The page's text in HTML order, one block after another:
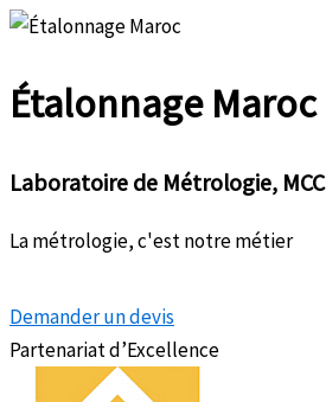
Aller
contenu
ÉtalonnageMaroc
Laboratoire de Métrologie, MCC
La métrologie, c'est notre métier
Demander un devis
Partenariat d’Excellence